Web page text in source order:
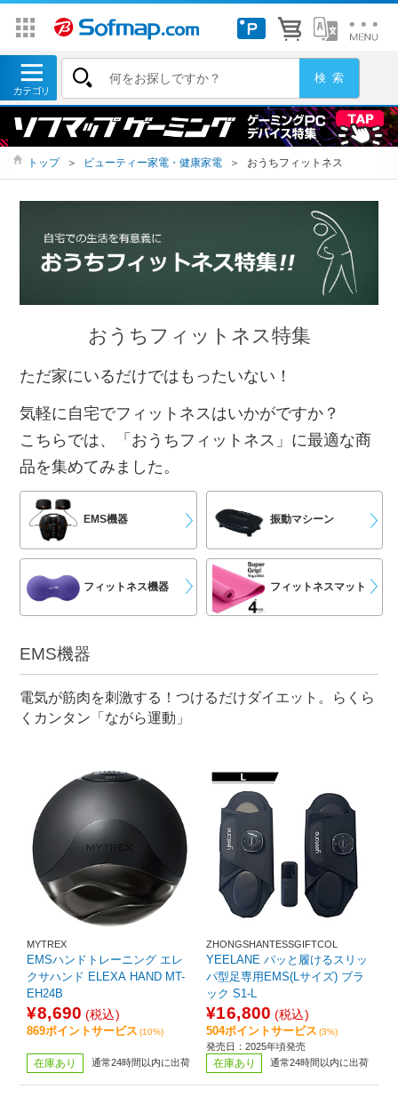
トップ ＞ ビューティー家電・健康家電 ＞ おうちフィットネス
おうちフィットネス特集
ただ家にいるだけではもったいない！
気軽に自宅でフィットネスはいかがですか？
こちらでは、「おうちフィットネス」に最適な商
品を集めてみました。
EMS機器 振動マシーン
フィットネス機器 フィットネスマット
EMS機器
電気が筋肉を刺激する！つけるだけダイエット。らくら
くカンタン「ながら運動」
MYTREX
EMSハンドトレーニング エレ
クサハンド ELEXA HAND MT-
EH24B
¥8,690 (税込)
869ポイントサービス (10%)
在庫あり 通常24時間以内に出荷
ZHONGSHANTESSGIFTCOL
YEELANE パッと履けるスリッ
パ型足専用EMS(Lサイズ) ブラ
ック S1-L
¥16,800 (税込)
504ポイントサービス (3%)
発売日：2025年頃発売
在庫あり 通常24時間以内に出荷